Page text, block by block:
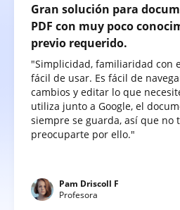
Gran solución para
PDF con muy poco
previo requerido.
"Simplicidad, familiaridad con
fácil de usar. Es fácil de
cambios y editar lo que
utiliza junto a Google, el
siempre se guarda, así que no
preocuparte por ello."
Pam Driscoll F
Profesora